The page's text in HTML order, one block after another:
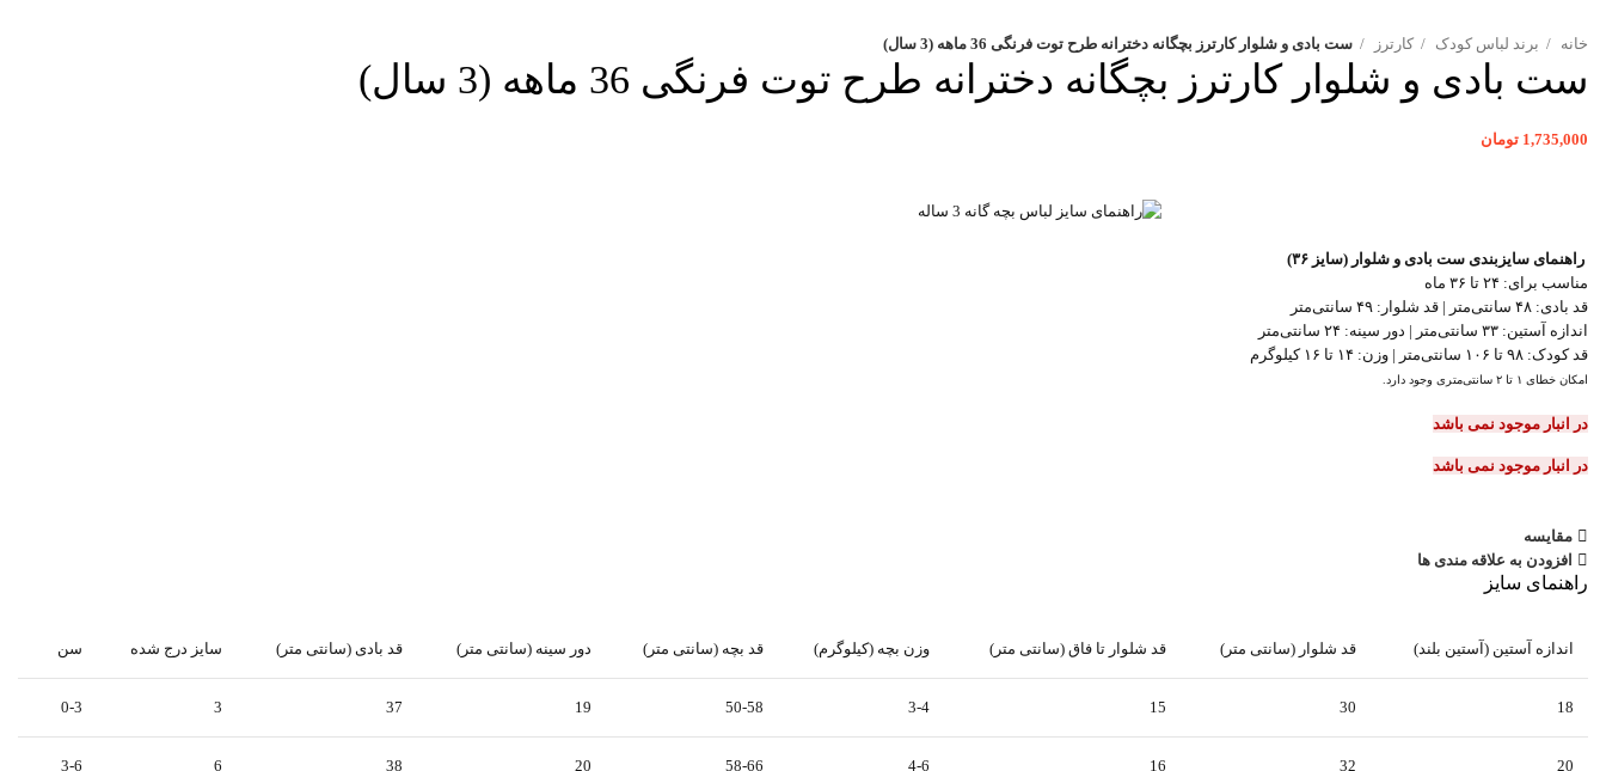
خانه برند لباس کودک کارترز ست بادی و شلوار کارترز بچگانه دخترانه طرح توت فرنگی 36 ماهه (3 سال)
ست بادی و شلوار کارترز بچگانه دخترانه طرح توت فرنگی 36 ماهه (3 سال)
1,735,000 تومان
راهنمای سایزبندی ست بادی و شلوار (سایز ۳۶)
مناسب برای: ۲۴ تا ۳۶ ماه
قد بادی: ۴۸ سانتی‌متر | قد شلوار: ۴۹ سانتی‌متر
اندازه آستین: ۳۳ سانتی‌متر | دور سینه: ۲۴ سانتی‌متر
قد کودک: ۹۸ تا ۱۰۶ سانتی‌متر | وزن: ۱۴ تا ۱۶ کیلوگرم
امکان خطای ۱ تا ۲ سانتی‌متری وجود دارد.
در انبار موجود نمی باشد
در انبار موجود نمی باشد
مقایسه
افزودن به علاقه مندی ها
راهنمای سایز
اندازه آستین (آستین بلند) قد شلوار (سانتی متر) قد شلوار تا فاق (سانتی متر) وزن بچه (کیلوگرم) قد بچه (سانتی متر) دور سینه (سانتی متر) قد بادی (سانتی متر) سایز درج شده سن
18
30
15
3-4
50-58
19
37
3
0-3
20
32
16
4-6
58-66
20
38
6
3-6